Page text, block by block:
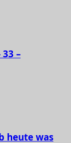
–
heute was